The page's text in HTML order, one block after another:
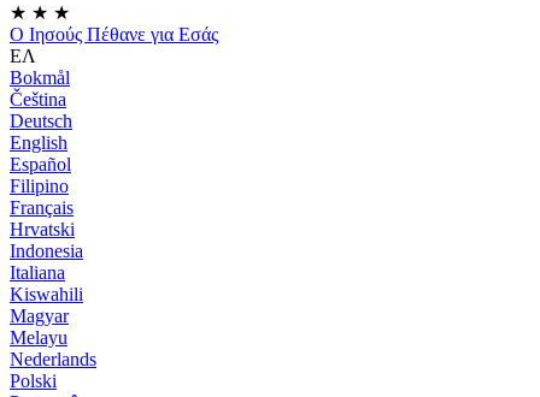
★ ★ ★
Ο Ιησούς Πέθανε για Εσάς
ΕΛ
Bokmål
Čeština
Deutsch
English
Español
Filipino
Français
Hrvatski
Indonesia
Italiana
Kiswahili
Magyar
Melayu
Nederlands
Polski